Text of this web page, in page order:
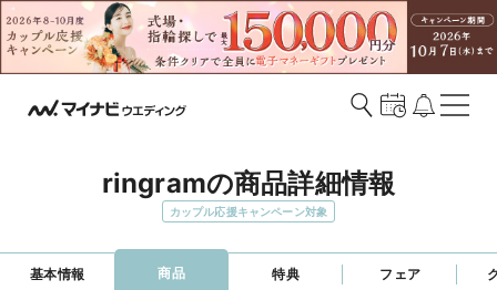
ringramの商品詳細情報
カップル応援キャンペーン対象
基本情報 商品 特典 フェア